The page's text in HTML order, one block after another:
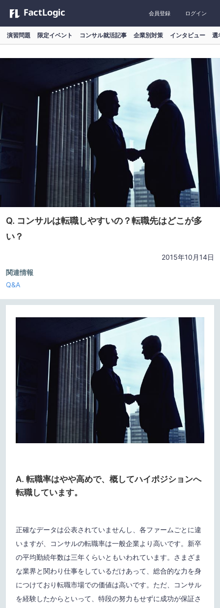
会員登録 ログイン
演習問題 限定イベント コンサル就活記事 企業別対策 インタビュー 選
Q. コンサルは転職しやすいの？転職先はどこが多
い？
2015年10月14日
関連情報
Q&A
A. 転職率はやや高めで、概してハイポジションへ
転職しています。
正確なデータは公表されていませんし、各ファームごとに違
いますが、コンサルの転職率は一般企業より高いです。新卒
の平均勤続年数は三年くらいともいわれています。さまざま
な業界と関わり仕事をしているだけあって、総合的な力を身
につけており転職市場での価値は高いです。ただ、コンサル
を経験したからといって、特段の努力もせずに成功が保証さ